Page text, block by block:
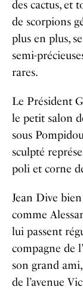
des cactus, et
de scorpions
plus en plus,
semi-
rares.
Le Président
le petit salon
sous
sculpté
poli et corne
Jean Dive
comme
lui passent
compagne de
son grand
de l’avenue